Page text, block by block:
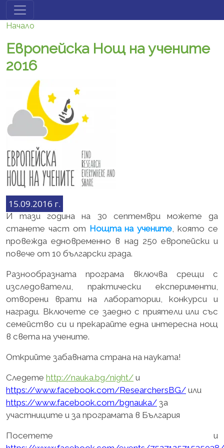
Премини към основното съдържание
Начало
Европейска Нощ на учените
2016
15.09.2016 г.
И тази година на 30 септември можете да
станете част от Нощта на учените, която се
провежда едновременно в над 250 европейски и
повече от 10 български града.
Разнообразната програма включва срещи с
изследователи, практически експерименти,
отворени врати на лаборатории, конкурси и
награди. Включете се заедно с приятели или със
семейство си и прекарайте една интересна нощ
в света на учените.
Открийте забавната страна на науката!
Следете http://nauka.bg/night/ и
https://www.facebook.com/ResearchersBG/ или
https://www.facebook.com/bgnauka/ за
участниците и за програмата в България
Посетете и